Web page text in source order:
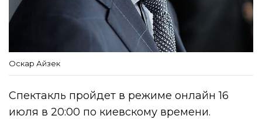
Оскар Айзек
Спектакль пройдет в режиме онлайн 16
июля в 20:00 по киевскому времени.